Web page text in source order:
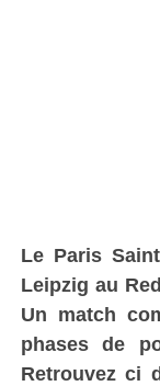
Le Paris
Leipzig au
Un match
phases de
Retrouvez ci